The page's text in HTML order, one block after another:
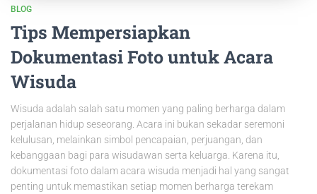
BLOG
Tips Mempersiapkan
Dokumentasi Foto untuk Acara
Wisuda
Wisuda adalah salah satu momen yang paling berharga dalam
perjalanan hidup seseorang. Acara ini bukan sekadar seremoni
kelulusan, melainkan simbol pencapaian, perjuangan, dan
kebanggaan bagi para wisudawan serta keluarga. Karena itu,
dokumentasi foto dalam acara wisuda menjadi hal yang sangat
penting untuk memastikan setiap momen berharga terekam